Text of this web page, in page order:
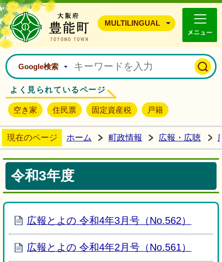
豊能町ホームページ
MULTILINGUAL
Google検索
よく見られているページ
空き家 住民票 固定資産税 戸籍
現在のページ ホーム 町政情報 広報・広聴
令和3年度
広報とよの 令和4年3月号（No.562）
広報とよの 令和4年2月号（No.561）